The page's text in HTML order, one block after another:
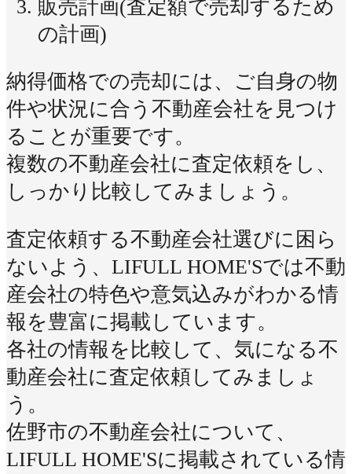
販売計画(査定額で売却するため
の計画)
納得価格での売却には、ご自身の物
件や状況に合う不動産会社を見つけ
ることが重要です。
複数の不動産会社に査定依頼をし、
しっかり比較してみましょう。
査定依頼する不動産会社選びに困ら
ないよう、LIFULL HOME'Sでは不動
産会社の特色や意気込みがわかる情
報を豊富に掲載しています。
各社の情報を比較して、気になる不
動産会社に査定依頼してみましょ
う。
佐野市の不動産会社について、
LIFULL HOME'Sに掲載されている情